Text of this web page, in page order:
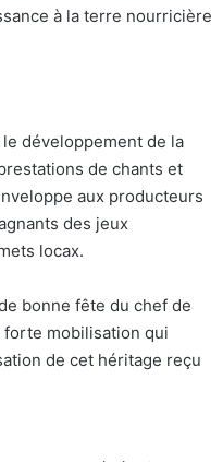
à la terre nourricière
développement de la
de chants et
aux producteurs
des jeux
locax.
bonne fête du chef de
forte mobilisation qui
de cet héritage reçu